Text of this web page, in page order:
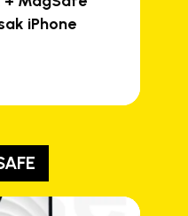
iPhone